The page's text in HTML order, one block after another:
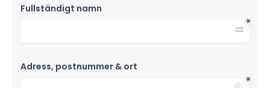
Fullständigt namn
Adress, postnummer & ort